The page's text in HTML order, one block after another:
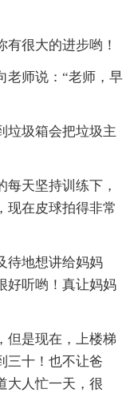
很大的进步哟！
老师说：“老师，早
垃圾箱会把垃圾主
每天坚持训练下，
现在皮球拍得非常
待地想讲给妈妈
好听哟！真让妈妈
但是现在，上楼梯
三十！也不让爸
大人忙一天，很